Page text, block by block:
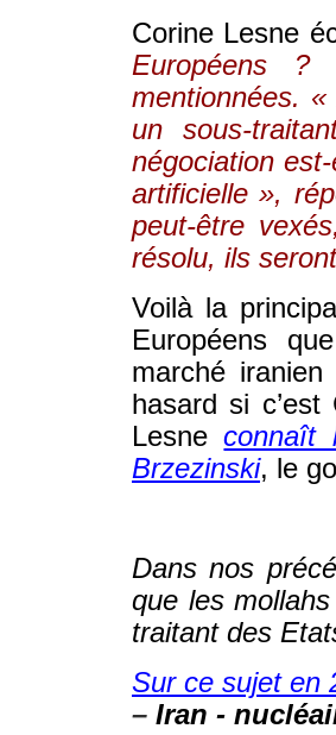
Corine Lesne
Européens
mentionnées.
un sous-
négociation
artificielle »,
peut-être
résolu, ils
Voilà la
Européens
marché
hasard si
Lesneconnaît
Brzezinski, le
Dans nos
que les
traitant des
Sur ce sujet en
– Iran -